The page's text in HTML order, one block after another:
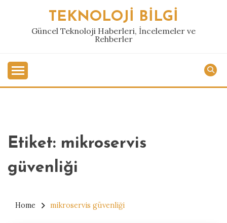
TEKNOLOJI BILGI
Güncel Teknoloji Haberleri, İncelemeler ve
Rehberler
Etiket: mikroservis
güvenliği
Home mikroservis güvenliği